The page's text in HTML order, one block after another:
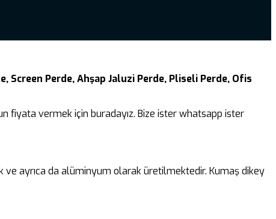
Screen Perde, Ahşap Jaluzi Perde, Pliseli Perde, Ofis
fiyata vermek için buradayız. Bize ister whatsapp ister
ayrıca da alüminyum olarak üretilmektedir. Kumaş dikey